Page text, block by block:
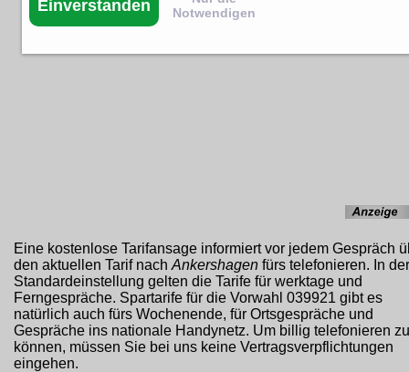
Eine kostenlose Tarifansage informiert vor jedem Gespräch
den aktuellen Tarif nach Ankershagen fürs telefonieren. In der
Standardeinstellung gelten die Tarife für werktage und
Ferngespräche. Spartarife für die Vorwahl 039921 gibt es
natürlich auch fürs Wochenende, für Ortsgespräche und
Gespräche ins nationale Handynetz. Um billig telefonieren zu
können, müssen Sie bei uns keine Vertragsverpflichtungen
eingehen.
Einverstanden
Notwendigen